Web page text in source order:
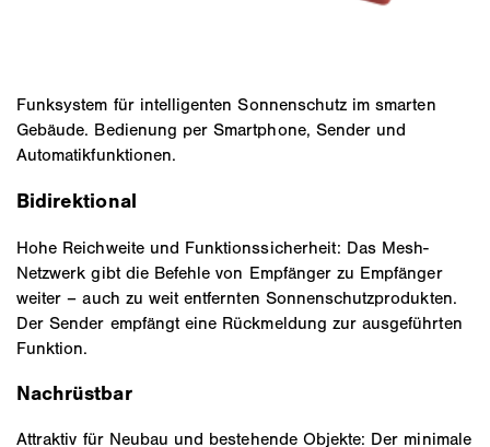
Funksystem für intelligenten Sonnenschutz im smarten
Gebäude. Bedienung per Smartphone, Sender und
Automatikfunktionen.
Bidirektional
Hohe Reichweite und Funktionssicherheit: Das Mesh-
Netzwerk gibt die Befehle von Empfänger zu Empfänger
weiter – auch zu weit entfernten Sonnenschutzprodukten.
Der Sender empfängt eine Rückmeldung zur ausgeführten
Funktion.
Nachrüstbar
Attraktiv für Neubau und bestehende Objekte: Der minimale